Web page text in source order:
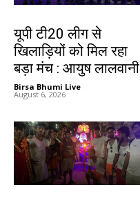
यूपी टी20 लीग से
खिलाड़ियों को मिल रहा
बड़ा मंच : आयुष लालवानी
Birsa Bhumi Live -
August 6, 2026